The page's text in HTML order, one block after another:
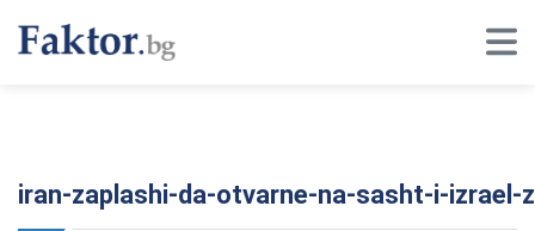
iran-zaplashi-da-otvarne-na-sasht-i-